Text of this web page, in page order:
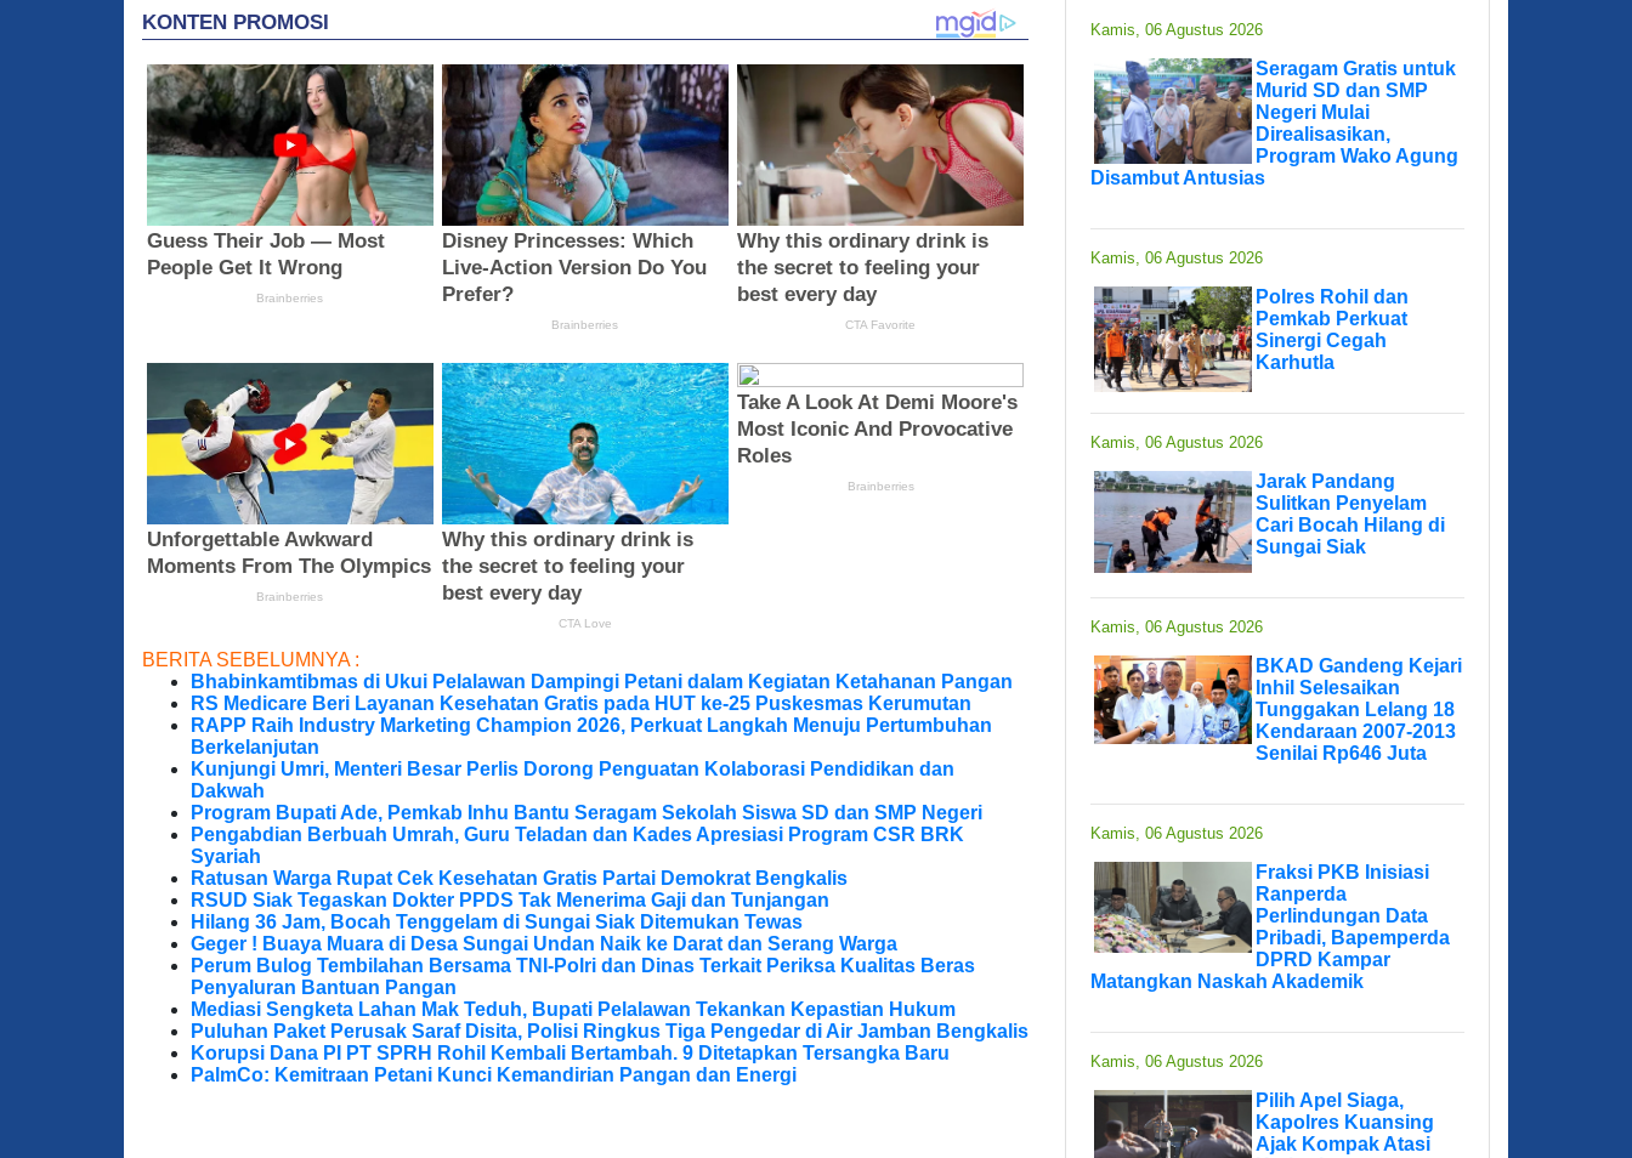
BERITA SEBELUMNYA :
Bhabinkamtibmas di Ukui Pelalawan Dampingi Petani dalam Kegiatan Ketahanan Pangan
RS Medicare Beri Layanan Kesehatan Gratis pada HUT ke-25 Puskesmas Kerumutan
RAPP Raih Industry Marketing Champion 2026, Perkuat Langkah Menuju Pertumbuhan
Berkelanjutan
Kunjungi Umri, Menteri Besar Perlis Dorong Penguatan Kolaborasi Pendidikan dan
Dakwah
Program Bupati Ade, Pemkab Inhu Bantu Seragam Sekolah Siswa SD dan SMP Negeri
Pengabdian Berbuah Umrah, Guru Teladan dan Kades Apresiasi Program CSR BRK
Syariah
Ratusan Warga Rupat Cek Kesehatan Gratis Partai Demokrat Bengkalis
RSUD Siak Tegaskan Dokter PPDS Tak Menerima Gaji dan Tunjangan
Hilang 36 Jam, Bocah Tenggelam di Sungai Siak Ditemukan Tewas
Geger ! Buaya Muara di Desa Sungai Undan Naik ke Darat dan Serang Warga
Perum Bulog Tembilahan Bersama TNI-Polri dan Dinas Terkait Periksa Kualitas Beras
Penyaluran Bantuan Pangan
Mediasi Sengketa Lahan Mak Teduh, Bupati Pelalawan Tekankan Kepastian Hukum
Puluhan Paket Perusak Saraf Disita, Polisi Ringkus Tiga Pengedar di Air Jamban Bengkalis
Korupsi Dana PI PT SPRH Rohil Kembali Bertambah. 9 Ditetapkan Tersangka Baru
PalmCo: Kemitraan Petani Kunci Kemandirian Pangan dan Energi
Kamis, 06 Agustus 2026
Seragam Gratis untuk
Murid SD dan SMP
Negeri Mulai
Direalisasikan,
Program Wako Agung
Disambut Antusias
Kamis, 06 Agustus 2026
Polres Rohil dan
Pemkab Perkuat
Sinergi Cegah
Karhutla
Kamis, 06 Agustus 2026
Jarak Pandang
Sulitkan Penyelam
Cari Bocah Hilang di
Sungai Siak
Kamis, 06 Agustus 2026
BKAD Gandeng Kejari
Inhil Selesaikan
Tunggakan Lelang 18
Kendaraan 2007-2013
Senilai Rp646 Juta
Kamis, 06 Agustus 2026
Fraksi PKB Inisiasi
Ranperda
Perlindungan Data
Pribadi, Bapemperda
DPRD Kampar
Matangkan Naskah Akademik
Kamis, 06 Agustus 2026
Pilih Apel Siaga,
Kapolres Kuansing
Ajak Kompak Atasi